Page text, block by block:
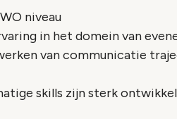
niveau
in het domein van
van communicatie
skills zijn sterk